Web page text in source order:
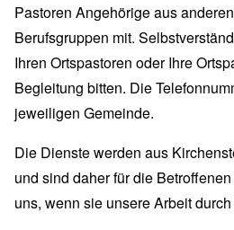
Pastoren Angehörige aus
Berufsgruppen mit.
Ihren Ortspastoren oder Ihre
Begleitung bitten. Die
jeweiligen Gemeinde.
Die Dienste werden aus
und sind daher für die
uns, wenn sie unsere Arbeit